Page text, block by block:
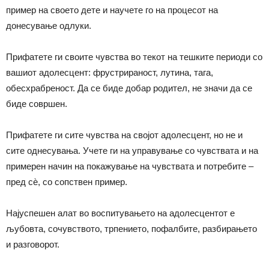
пример на своето дете и научете го на процесот на
донесување одлуки.
Прифатете ги своите чувства во текот на тешките периоди со
вашиот адолесцент: фрустрираност, лутина, тага,
обесхрабреност. Да се биде добар родител, не значи да се
биде совршен.
Прифатете ги сите чувства на својот адолесцент, но не и
сите однесувања. Учете ги на управување со чувствата и на
примерен начин на покажување на чувствата и потребите –
пред сѐ, со сопствен пример.
Најуспешен алат во воспитувањето на адолесцентот е
љубовта, сочувството, трпението, пофалбите, разбирањето
и разговорот.